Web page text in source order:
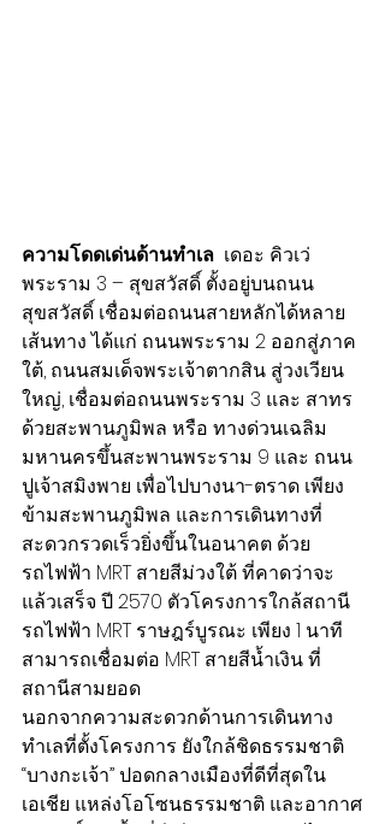
ความโดดเด่นด้านทำเล เดอะ คิวเว่
พระราม 3 – สุขสวัสดิ์ ตั้งอยู่บนถนน
สุขสวัสดิ์ เชื่อมต่อถนนสายหลักได้หลาย
เส้นทาง ได้แก่ ถนนพระราม 2 ออกสู่ภาค
ใต้, ถนนสมเด็จพระเจ้าตากสิน สู่วงเวียน
ใหญ่, เชื่อมต่อถนนพระราม 3 และ สาทร
ด้วยสะพานภูมิพล หรือ ทางด่วนเฉลิม
มหานครขึ้นสะพานพระราม 9 และ ถนน
ปูเจ้าสมิงพาย เพื่อไปบางนา-ตราด เพียง
ข้ามสะพานภูมิพล และการเดินทางที่
สะดวกรวดเร็วยิ่งขึ้นในอนาคต ด้วย
รถไฟฟ้า MRT สายสีม่วงใต้ ที่คาดว่าจะ
แล้วเสร็จ ปี 2570 ตัวโครงการใกล้สถานี
รถไฟฟ้า MRT ราษฎร์บูรณะ เพียง 1 นาที
สามารถเชื่อมต่อ MRT สายสีน้ำเงิน ที่
สถานีสามยอด
นอกจากความสะดวกด้านการเดินทาง
ทำเลที่ตั้งโครงการ ยังใกล้ชิดธรรมชาติ
“บางกะเจ้า” ปอดกลางเมืองที่ดีที่สุดใน
เอเชีย แหล่งโอโซนธรรมชาติ และอากาศ